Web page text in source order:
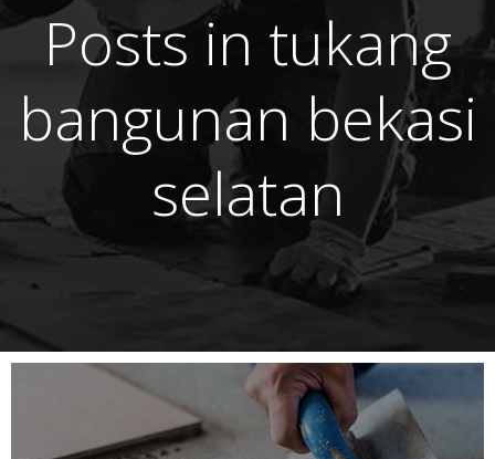
Posts in tukang
bangunan bekasi
selatan